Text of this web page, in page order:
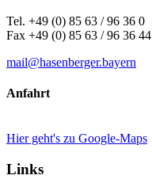
Tel. +49 (0) 85 63 / 96 36 0
Fax +49 (0) 85 63 / 96 36 44
mail@hasenberger.bayern
Anfahrt
Hier geht's zu Google-Maps
Links